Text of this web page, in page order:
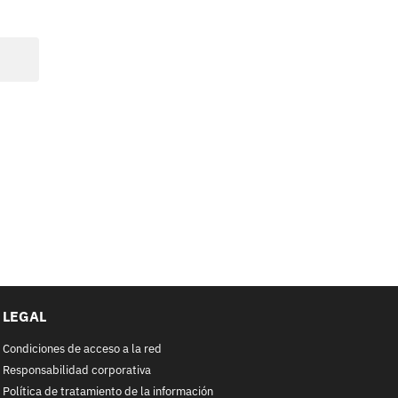
LEGAL
Condiciones de acceso a la red
Responsabilidad corporativa
Política de tratamiento de la información